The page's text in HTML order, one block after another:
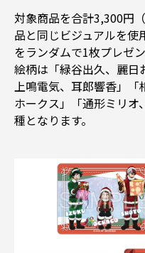
対象商品を合計3,300円
品と同じビジュアルを使
をランダムで1枚プレゼン
絵柄は「緑谷出久、麗日
上鳴電気、耳郎響香」「
ホークス」「通形ミリ
種となります。